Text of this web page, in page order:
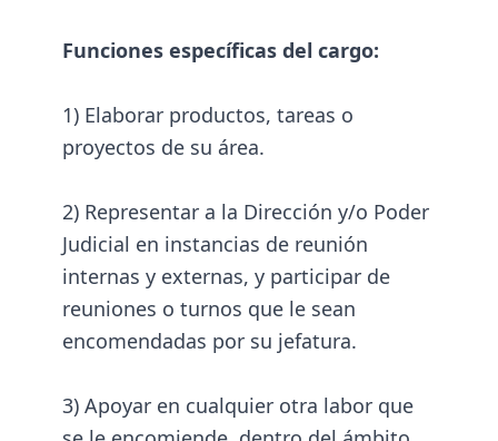
Funciones específicas del cargo:
1) Elaborar productos, tareas o
proyectos de su área.
2) Representar a la Dirección y/o Poder
Judicial en instancias de reunión
internas y externas, y participar de
reuniones o turnos que le sean
encomendadas por su jefatura.
3) Apoyar en cualquier otra labor que